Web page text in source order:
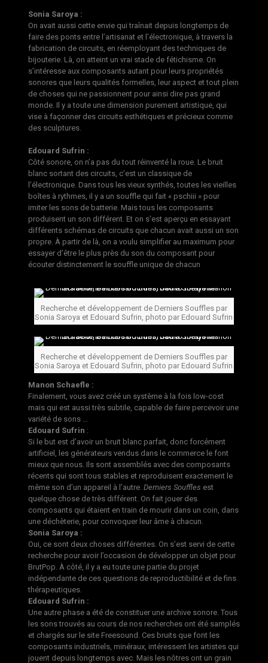
Sonia Saroya :
On avait aussi cette envie qui traînait depuis longtemps de
faire des ponts entre l’artisanat et l’électronique, à travers la
fabrication de circuits, en réemployant des techniques de
bijouterie. Là, on atteint un vrai stade de fétichisme. On
s’intéresse aux composants autant pour leurs propriétés
sonores que leurs qualités formelles, leur aspect et tout plein
de choses qui ne passionnent pour ainsi dire pas grand
monde. Il y a toute une dimension purement artistique, qui
vise à façonner des circuits esthétiques et précieux comme
des sculptures.
Edouard Sufrin :
Côté sonore, on n’a pas du tout réinventé la roue. Le bruit
blanc sortant des circuits, c’est un classique de
l’électronique. Dans tous les vieux synthés, toutes les vieilles
boîtes à rythmes, il y a un souffle qui fait « pschiii » pour
imiter les sons de batterie. Mais tous les composants
produisent un son différent. Et on s’est aperçu en essayant
différents schémas de circuits que chacun avait aussi un son
propre. À partir de là, on a voulu simplifier au maximum pour
essayer d’être le plus près du son du composant pour
écouter distinctement le souffle unique de chacun
Recherche et développement de Derniers Souffles par
Sonia Saroya et Edouard Sufrin, photo par Edouard Sufrin
Recherche et développement de Derniers Souffles par
Sonia Saroya et Edouard Sufrin, photo par Edouard Sufrin
Manon Schaefle :
Finalement, vous avez créé un système à la fois low-cost
mais qui est aussi très subtile, capable de faire percevoir une
variété de sons …
Edouard Sufrin :
Si le but est d’avoir un bruit blanc parfait, donc forcément
artificiel, les générateurs vendus dans le commerce le font
mieux que nous. Ils sont assemblés avec des composants
récents qui sont tous stables et reproduisent exactement le
même son d’un appareil à l’autre.Derniers Souffles est
quelque chose de très différent. On fait jouer des
composants qui étaient en train de mourir dans un coin, dans
une déchèterie, pour convoquer leur âme à chacun.
Sonia Saroya :
Oui, ce sont deux choses différentes. On s’est servi de cette
recherche pour avoir l’occasion de développer un objet pour
BrutPop. À côté, il y a eu toute une partie du projet
indépendante de ces questions de reproductibilité et de fins
thérapeutiques.
Edouard Sufrin :
Une autre phase a été de constituer une archive sonore. Tous
les sons trouvés au cours de nos recherches ont été samplés
et chargés sur le site Freesound . Ces bruits que font les
composants industriels, minéraux, intéressent les artistes qui
jouent depuis longtemps avec. Mais les nôtres ont un grain